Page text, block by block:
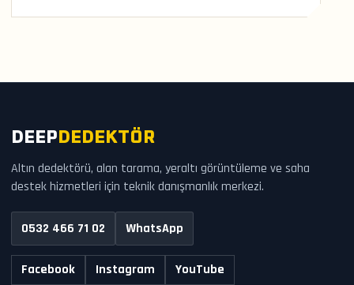
DEEP DEDEKTÖR
Altın dedektörü, alan tarama, yeraltı görüntüleme ve saha
destek hizmetleri için teknik danışmanlık merkezi.
0532 466 71 02 WhatsApp
Facebook Instagram YouTube